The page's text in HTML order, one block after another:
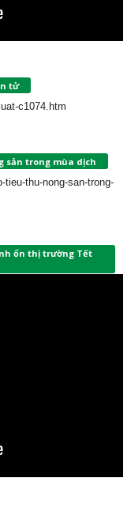
tử
c1074.htm
sản trong mùa dịch
thu-nong-san-trong-
ổn thị trường Tết